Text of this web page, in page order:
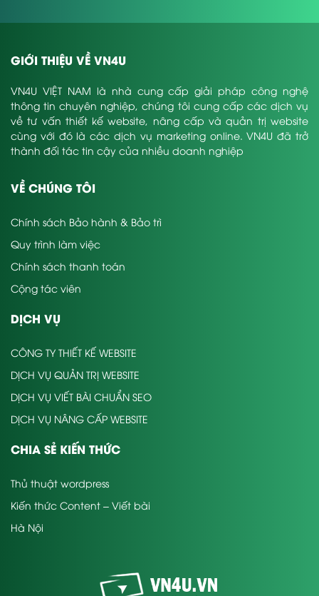
GIỚI THIỆU VỀ VN4U
VN4U VIỆT NAM là nhà cung cấp giải pháp công nghệ
thông tin chuyên nghiệp, chúng tôi cung cấp các dịch vụ
về tư vấn thiết kế website, nâng cấp và quản trị website
cùng với đó là các dịch vụ marketing online. VN4U đã trở
thành đối tác tin cậy của nhiều doanh nghiệp
VỀ CHÚNG TÔI
Chính sách Bảo hành & Bảo trì
Quy trình làm việc
Chính sách thanh toán
Cộng tác viên
DỊCH VỤ
CÔNG TY THIẾT KẾ WEBSITE
DỊCH VỤ QUẢN TRỊ WEBSITE
DỊCH VỤ VIẾT BÀI CHUẨN SEO
DỊCH VỤ NÂNG CẤP WEBSITE
CHIA SẺ KIẾN THỨC
Thủ thuật wordpress
Kiến thức Content – Viết bài
Hà Nội